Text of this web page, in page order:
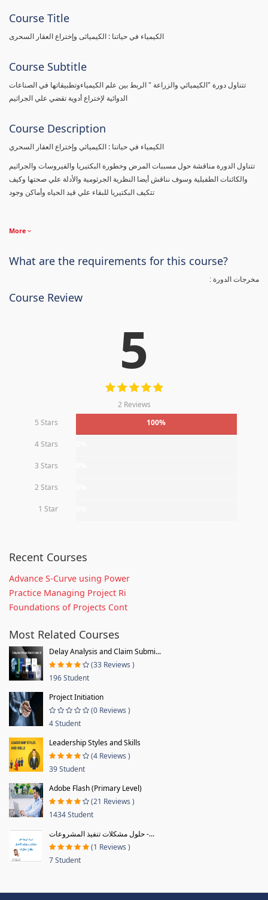
Course Title
الكيمياء في حياتنا : الكيميائى وإختراع العقار السحرى
Course Subtitle
تتناول دورة "الكيميائي والزراعة " الربط بين علم الكيمياءوتطبيقاتها في الصناعات
الدوائية لإختراع أدوية تقضي علي الجراثيم
Course Description
الكيمياء في حياتنا : الكيميائي وإختراع العقار السحري
تتناول الدورة مناقشة حول مسببات المرض وخطورة البكتيريا والفيروسات والجراثيم
والكائنات الطفيلية وسوف نناقش أيضا النظرية الجرثومية والأدلة علي صحتها وكيف
تتكيف البكتيريا للبقاء علي قيد الحياه وأماكن وجود
More
What are the requirements for this course?
مخرجات الدورة :
Course Review
5
2 Reviews
5 Stars
100%
4 Stars
3 Stars
2 Stars
1 Star
Recent Courses
Advance S-Curve using Power
Practice Managing Project Ri
Foundations of Projects Cont
Most Related Courses
Delay Analysis and Claim Submi...
(33 Reviews )
196 Student
Project Initiation
(0 Reviews )
4 Student
Leadership Styles and Skills
(4 Reviews )
39 Student
Adobe Flash (Primary Level)
(21 Reviews )
1434 Student
حلول مشكلات تنفيذ المشروعات -...
(1 Reviews )
7 Student